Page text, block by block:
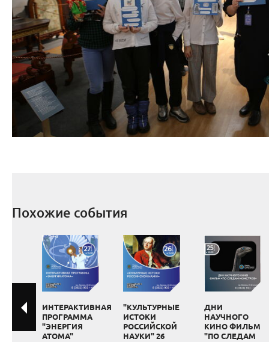
Похожие события
ИНТЕРАКТИВНАЯ
ПРОГРАММА
"ЭНЕРГИЯ
АТОМА"
"КУЛЬТУРНЫЕ
ИСТОКИ
РОССИЙСКОЙ
НАУКИ" 26
ДНИ
НАУЧНОГО
КИНО ФИЛЬМ
"ПО СЛЕДАМ